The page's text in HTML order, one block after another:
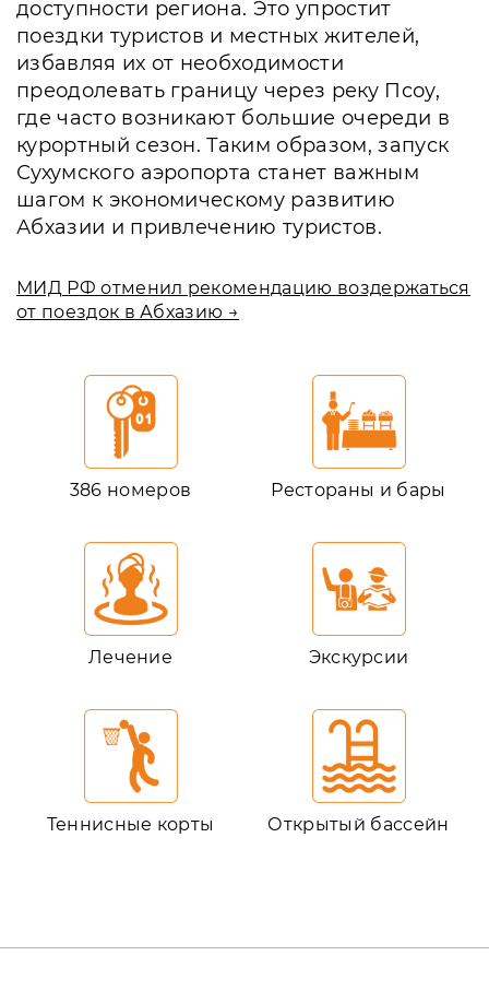
доступности региона. Это упростит
поездки туристов и местных жителей,
избавляя их от необходимости
преодолевать границу через реку Псоу,
где часто возникают большие очереди в
курортный сезон. Таким образом, запуск
Сухумского аэропорта станет важным
шагом к экономическому развитию
Абхазии и привлечению туристов.
МИД РФ отменил рекомендацию воздержаться
от поездок в Абхазию →
386 номеров Рестораны и бары
Лечение Экскурсии
Теннисные корты Открытый бассейн